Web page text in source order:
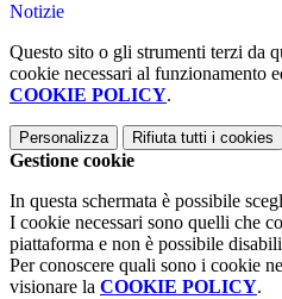
Notizie
Questo sito o gli strumenti terzi da
cookie necessari al funzionamento
COOKIE POLICY.
Personalizza Rifiuta tutti i cookies
Gestione cookie
In questa schermata è possibile
I cookie necessari sono quelli che
piattaforma e non è possibile
Per conoscere quali sono i cookie
visionare la COOKIE POLICY.